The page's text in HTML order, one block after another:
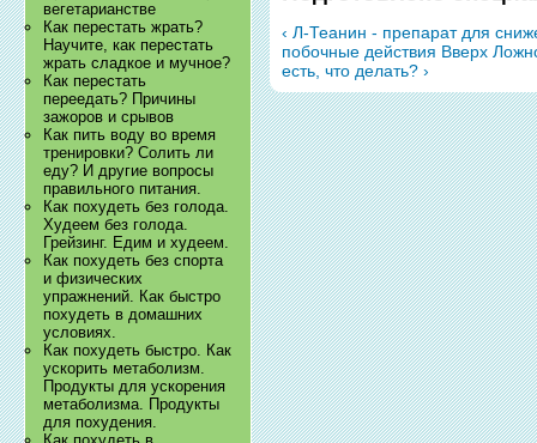
вегетарианстве
Как перестать жрать?
Научите, как перестать
жрать сладкое и мучное?
Как перестать
переедать? Причины
зажоров и срывов
Как пить воду во время
тренировки? Солить ли
еду? И другие вопросы
правильного питания.
Как похудеть без голода.
Худеем без голода.
Грейзинг. Едим и худеем.
Как похудеть без спорта
и физических
упражнений. Как быстро
похудеть в домашних
условиях.
Как похудеть быстро. Как
ускорить метаболизм.
Продукты для ускорения
метаболизма. Продукты
для похудения.
‹ Л-Теанин - препарат для
побочные действия Вверх
есть, что делать? ›